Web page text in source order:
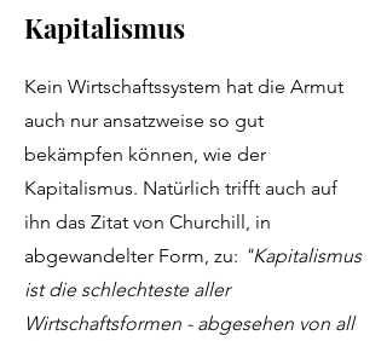
Kapitalismus
Kein Wirtschaftssystem hat die Armut
auch nur ansatzweise so gut
bekämpfen können, wie der
Kapitalismus. Natürlich trifft auch auf
ihn das Zitat von Churchill, in
abgewandelter Form, zu: "Kapitalismus
ist die schlechteste aller
Wirtschaftsformen - abgesehen von all